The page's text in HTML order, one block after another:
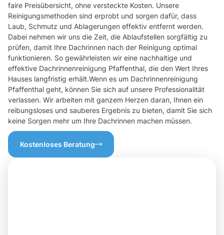
faire Preisübersicht, ohne versteckte Kosten. Unsere
Reinigungsmethoden sind erprobt und sorgen dafür, dass
Laub, Schmutz und Ablagerungen effektiv entfernt werden.
Dabei nehmen wir uns die Zeit, die Ablaufstellen sorgfältig zu
prüfen, damit Ihre Dachrinnen nach der Reinigung optimal
funktionieren. So gewährleisten wir eine nachhaltige und
effektive Dachrinnenreinigung Pfaffenthal, die den Wert Ihres
Hauses langfristig erhält.Wenn es um Dachrinnenreinigung
Pfaffenthal geht, können Sie sich auf unsere Professionalität
verlassen. Wir arbeiten mit ganzem Herzen daran, Ihnen ein
reibungsloses und sauberes Ergebnis zu bieten, damit Sie sich
keine Sorgen mehr um Ihre Dachrinnen machen müssen.
Kostenloses Beratung